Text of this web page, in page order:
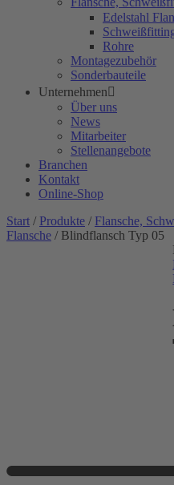
Edelstahl
Rohre
Montagezubehör
Sonderbauteile
Unternehmen
Über uns
News
Mitarbeiter
Stellenangebote
Branchen
Kontakt
Online-Shop
Start / Produkte / Flansche,
Flansche / Blindflansch Typ 05